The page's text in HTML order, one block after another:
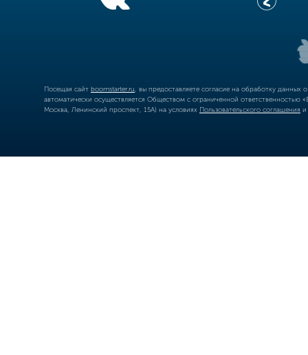
Посещая сайт boomstarter.ru , вы предоставляете согласие на обработку
автоматически осуществляется Обществом с ограниченной
Москва, Ленинский проспект, 15А) на условиях Пользовательского соглашения и